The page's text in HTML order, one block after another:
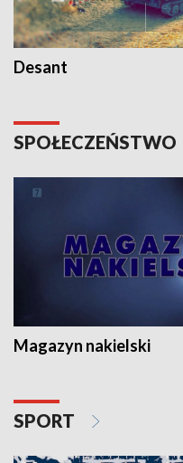
Desant
SPOŁECZEŃSTWO
Magazyn nakielski
SPORT